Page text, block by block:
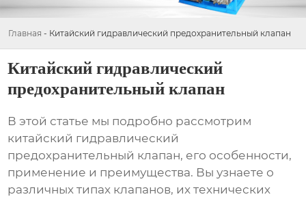
Главная - Китайский гидравлический предохранительный клапан
Китайский гидравлический
предохранительный клапан
В этой статье мы подробно рассмотрим
китайский гидравлический
предохранительный клапан, его особенности,
применение и преимущества. Вы узнаете о
различных типах клапанов, их технических